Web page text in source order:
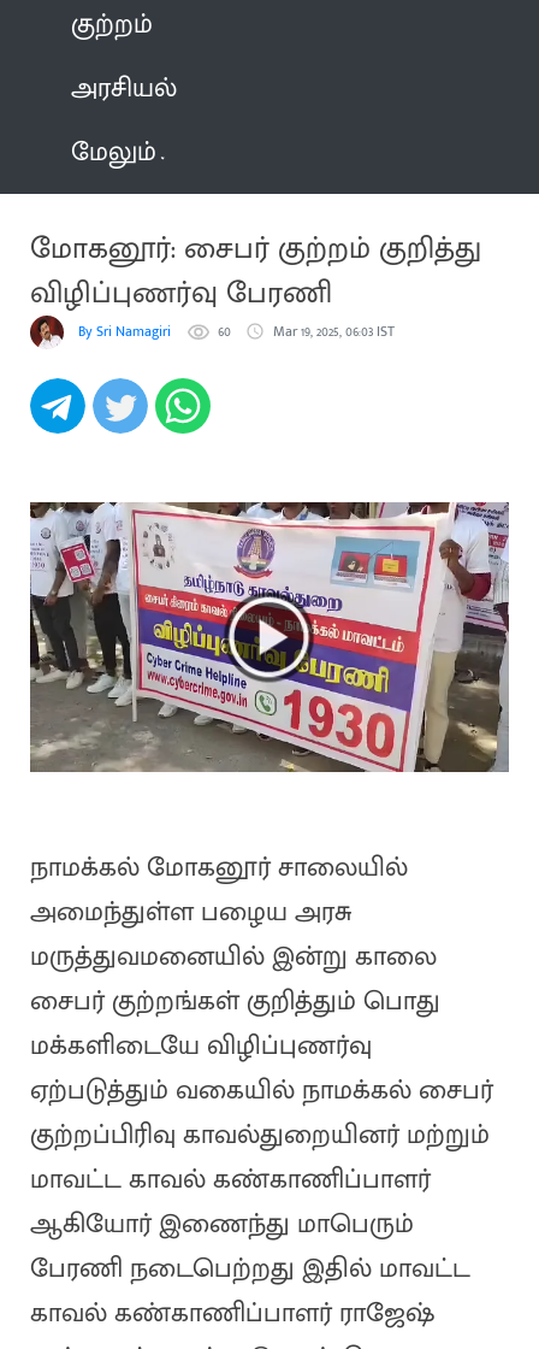
குற்றம்
அரசியல்
மேலும்
மோகனூர்: சைபர் குற்றம் குறித்து
விழிப்புணர்வு பேரணி
By Sri Namagiri 60 Mar 19, 2025, 06:03 IST
நாமக்கல் மோகனூர் சாலையில்
அமைந்துள்ள பழைய அரசு
மருத்துவமனையில் இன்று காலை
சைபர் குற்றங்கள் குறித்தும் பொது
மக்களிடையே விழிப்புணர்வு
ஏற்படுத்தும் வகையில் நாமக்கல் சைபர்
குற்றப்பிரிவு காவல்துறையினர் மற்றும்
மாவட்ட காவல் கண்காணிப்பாளர்
ஆகியோர் இணைந்து மாபெரும்
பேரணி நடைபெற்றது இதில் மாவட்ட
காவல் கண்காணிப்பாளர் ராஜேஷ்